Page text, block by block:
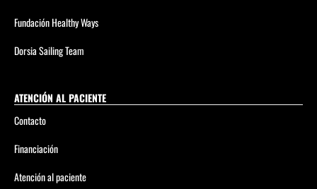
Fundación Healthy Ways
Dorsia Sailing Team
ATENCIÓN AL PACIENTE
Contacto
Financiación
Atención al paciente